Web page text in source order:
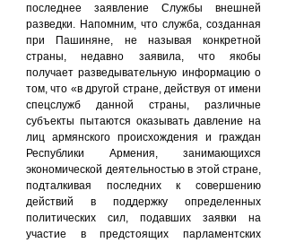
последнее заявление Службы внешней
разведки. Напомним, что служба, созданная
при Пашиняне, не называя конкретной
страны, недавно заявила, что якобы
получает разведывательную информацию о
том, что «в другой стране, действуя от имени
спецслужб данной страны, различные
субъекты пытаются оказывать давление на
лиц армянского происхождения и граждан
Республики Армения, занимающихся
экономической деятельностью в этой стране,
подталкивая последних к совершению
действий в поддержку определенных
политических сил, подавших заявки на
участие в предстоящих парламентских